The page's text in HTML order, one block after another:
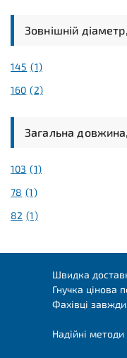
Зовнішній
145 (1)
160 (2)
Загальна
103 (1)
78 (1)
82 (1)
Швидка
Гнучка цінова
Фахівці
Надійні